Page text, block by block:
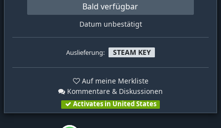
Bald verfügbar
Datum unbestätigt
Auslieferung: STEAM KEY
Auf meine Merkliste
Kommentare & Diskussionen
Activates in United States